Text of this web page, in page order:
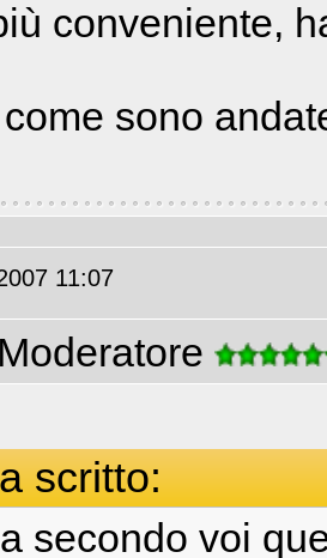
conveniente,
sono
11:07
scritto:
secondo voi